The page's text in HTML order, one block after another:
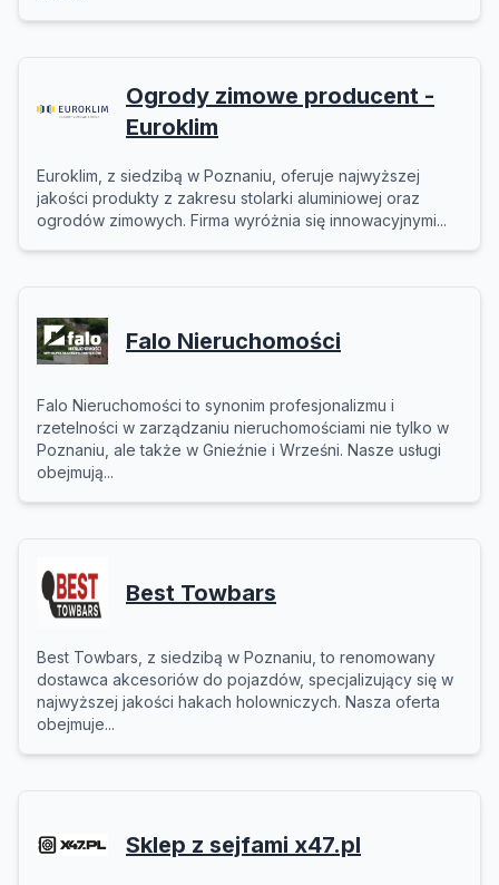
Ogrody zimowe producent -
Euroklim
Euroklim, z siedzibą w Poznaniu, oferuje najwyższej
jakości produkty z zakresu stolarki aluminiowej oraz
ogrodów zimowych. Firma wyróżnia się innowacyjnymi...
Falo Nieruchomości
Falo Nieruchomości to synonim profesjonalizmu i
rzetelności w zarządzaniu nieruchomościami nie tylko w
Poznaniu, ale także w Gnieźnie i Wrześni. Nasze usługi
obejmują...
Best Towbars
Best Towbars, z siedzibą w Poznaniu, to renomowany
dostawca akcesoriów do pojazdów, specjalizujący się w
najwyższej jakości hakach holowniczych. Nasza oferta
obejmuje...
Sklep z sejfami x47.pl